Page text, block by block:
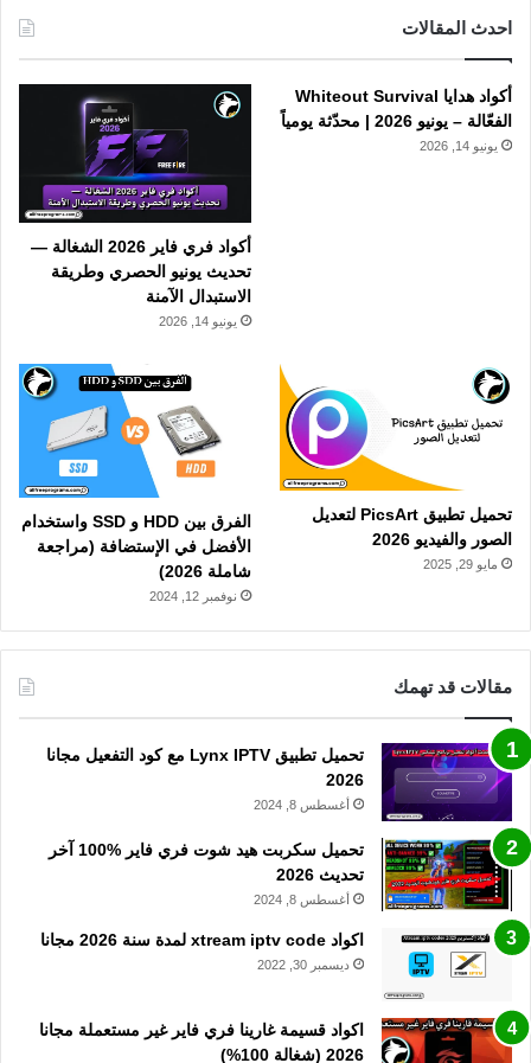
احدث المقالات
أكواد هدايا Whiteout Survival
الفعّالة – يونيو 2026 | محدّثة يومياً
يونيو 14, 2026
أكواد فري فاير 2026 الشغالة —
تحديث يونيو الحصري وطريقة
الاستبدال الآمنة
يونيو 14, 2026
تحميل تطبيق PicsArt لتعديل
الصور والفيديو 2026
مايو 29, 2025
الفرق بين HDD و SSD واستخدام
الأفضل في الإستضافة (مراجعة
شاملة 2026)
نوفمبر 12, 2024
مقالات قد تهمك
تحميل تطبيق Lynx IPTV مع كود التفعيل مجانا
2026
أغسطس 8, 2024
تحميل سكربت هيد شوت فري فاير %100 آخر
تحديث 2026
أغسطس 8, 2024
اكواد xtream iptv code لمدة سنة 2026 مجانا
ديسمبر 30, 2022
اكواد قسيمة غارينا فري فاير غير مستعملة مجانا
2026 (شغالة 100%)